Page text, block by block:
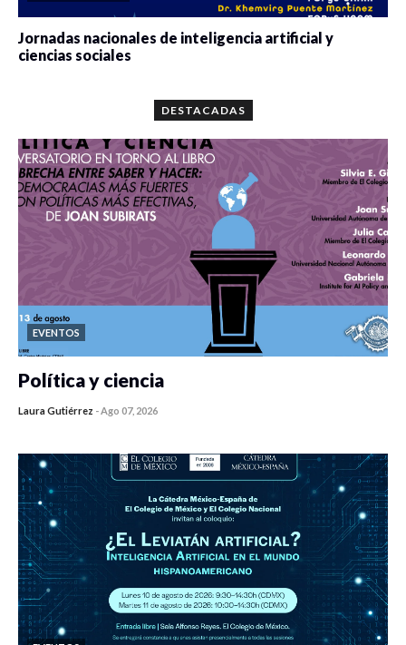
Jornadas nacionales de inteligencia artificial y
ciencias sociales
DESTACADAS
EVENTOS
Política y ciencia
Laura Gutiérrez -Ago 07, 2026